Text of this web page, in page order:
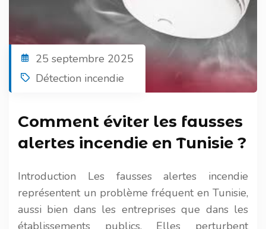
25 septembre 2025
Détection incendie
Comment éviter les fausses
alertes incendie en Tunisie ?
Introduction Les fausses alertes incendie
représentent un problème fréquent en Tunisie,
aussi bien dans les entreprises que dans les